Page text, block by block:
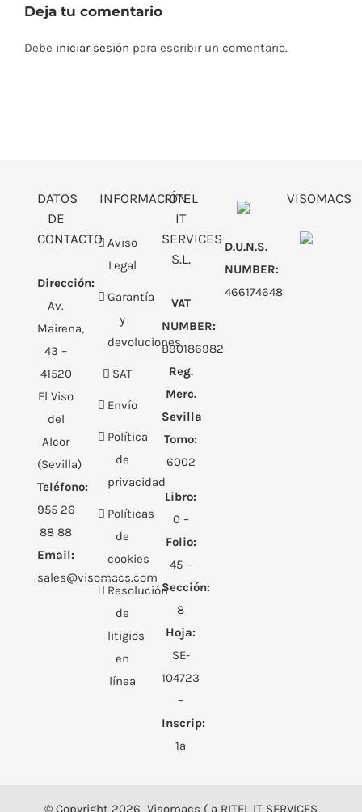
Deja tu comentario
Debe iniciar sesión para escribir un comentario.
DATOS
DE
CONTACTO
Dirección:
Av.
Mairena,
43 –
41520
El Viso
del
Alcor
(Sevilla)
Teléfono:
955 26
88 88
Email:
sales@visomacs.com
INFORMACIÓN
Aviso
Legal
Garantía
y
devoluciones
SAT
Envío
Política
de
privacidad
Políticas
de
cookies
Resolución
de
litigios
en
línea
RITEL
IT
SERVICES
S.L.
VAT
NUMBER:
B90186982
Reg.
Merc.
Sevilla
Tomo:
6002
Libro:
0 –
Folio:
45 –
Sección:
8
Hoja:
SE-
104723
–
Inscrip:
1ª
D.U.N.S.
NUMBER:
466174648
VISOMACS
© Copyright 2026 Visomacs ( a RITEL IT SERVICES